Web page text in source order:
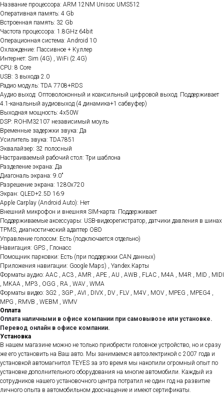
Название процессора: ARM 12NM Unisoc UMS512
Оперативная память: 4 Gb
Встроенная память: 32 Gb
Частота процессора: 1.8GHz 64bit
Операционная система: Android 10
Охлаждение: Пассивное + Куллер
Интернет: Sim (4G) , WiFi (2.4G)
CPU: 8 Core
USB: 3 выхода 2.0
Радио модуль: TDA 7708+RDS
Аудио выход: Оптоволоконный и коаксильный цифровой выход. Поддерживает
4.1-канальный аудиовыход (4 динамика+1 сабвуфер)
Выходная мощность: 4x50W
DSP: ROHM32107 независимый моуль
Временные задержки звука: Да
Усилитель звука: TDA7851
Эквалайзер: 32 полосный
Настраиваемый рабочий стол: Три шаблона
Разделение экрана: Да
Диагональ экрана: 9.0"
Разрешение экрана: 1280x720
Экран: QLED+2.5D 16:9
Apple Carplay (Android Auto): Нет
Внешний микрофон и внешняя SIM-карта: Поддерживает
Поддерживаемые аксессуары: USB-видеорегистратор, датчики давления в шинах
TPMS, диагностический адаптер OBD
Управление голосом: Есть (подключается отдельно)
Навигация: GPS , Глонасс
Помощник парковки: Есть (при поддержки CAN данных)
Приложения навигации: Google Maps) , Yandex.Карты
Форматы аудио: AAC , AC3 , AMR , APE , AU , AWB , FLAC , M4A , M4R , MID , MIDI
, MKAA , MP3 , OGG , RA , WAV , WMA
Форматы видео: 3G2 , 3GP , AVI , DIVX , DV , FLV , M4V , MOV , MPEG , MPEG4 ,
MPG , RMVB , WEBM , WMV
Оплата
Оплата наличными в офисе компании при самовывозе или установке.
Перевод онлайн в офисе компании.
Установка
В нашем магазине можно не только приобрести головное устройство, но и сразу
же его установить на Ваш авто. Мы занимаемся автоэлектрикой с 2007 года и
установкой автомагнитол TEYES за это время мы накопили огромный опыт по
установке дополнительного оборудования на многие автомобили. Каждый из
сотрудников нашего установочного центра потратил не один год на развитие
личного опыта в автомобильном дооснащение и имеют сертификаты.